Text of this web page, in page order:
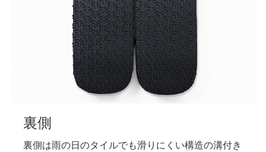
裏側
裏側は雨の日のタイルでも滑りにくい構造の溝付き